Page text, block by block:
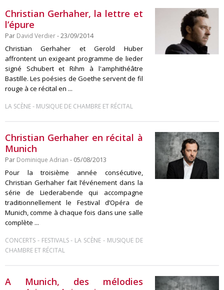
Christian Gerhaher, la lettre et
l’épure
Par David Verdier- 23/09/2014
Christian Gerhaher et Gerold Huber
affrontent un exigeant programme de lieder
signé Schubert et Rihm à l'amphithéâtre
Bastille. Les poésies de Goethe servent de fil
rouge à ce récital en ...
LA SCÈNE- MUSIQUE DE CHAMBRE ET RÉCITAL
Christian Gerhaher en récital à
Munich
Par Dominique Adrian - 05/08/2013
Pour la troisième année consécutive,
Christian Gerhaher fait l’événement dans la
série de Liederabende qui accompagne
traditionnellement le Festival d’Opéra de
Munich, comme à chaque fois dans une salle
complète ...
CONCERTS - FESTIVALS- LA SCÈNE - MUSIQUE DE
CHAMBRE ET RÉCITAL
A Munich, des mélodies